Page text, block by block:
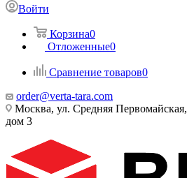
Войти
Корзина0
Отложенные0
Сравнение товаров0
order@verta-tara.com
Москва, ул. Средняя Первомайская,
дом 3